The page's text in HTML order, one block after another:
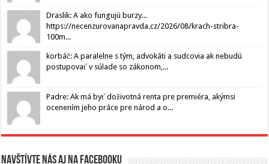
Draslik: A ako fungujú burzy...
https://necenzurovanapravda.cz/2026/08/krach-stribra-
100m...
korbáč: A paralelne s tým, advokáti a sudcovia ak nebudú
postupovať v súlade so zákonom,...
Padre: Ak má byť doživotná renta pre premiéra, akýmsi
ocenením jeho práce pre národ a o...
Navštívte nás aj na Facebooku